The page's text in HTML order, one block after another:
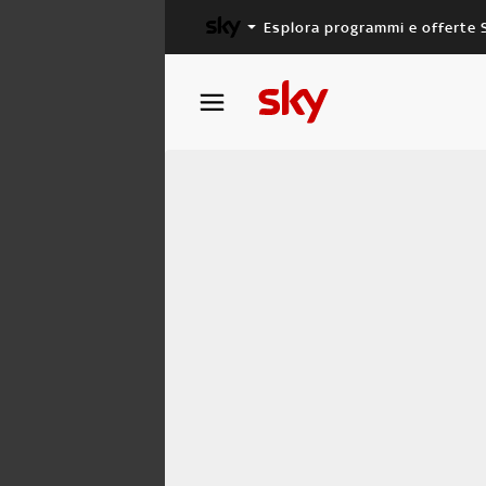
Esplora programmi e offerte